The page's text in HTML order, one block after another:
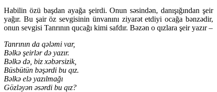
Habilin özü başdan ayağa şeirdi. Onun səsindən, danışığından şeir
yağır. Bu şair öz sevgisinin ünvanını ziyarət etdiyi ocağa bənzədir,
onun sevgisi Tanrının qucağı kimi safdır. Bəzən o qızlara şeir yazır –
Tanrının da qələmi var,
Bəlkə şeirlər də yazır.
Bəlkə də, biz xəbərsizik,
Büsbütün bəşərdi bu qız.
Bəlkə elə yazılmağı
Gözləyən əsərdi bu qız?